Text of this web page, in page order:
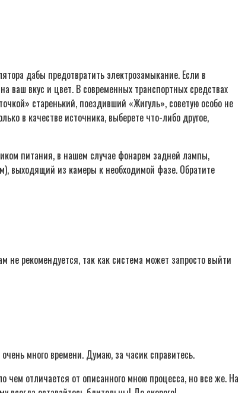
дабы предотвратить электрозамыкание. Если в
ваш вкус и цвет. В современных транспортных средствах
старенький, поездивший «Жигуль», советую особо не
в качестве источника, выберете что-либо другое,
питания, в нашем случае фонарем задней лампы,
выходящий из камеры к необходимой фазе. Обратите
не рекомендуется, так как система может запросто выйти
много времени. Думаю, за часик справитесь.
чем отличается от описанного мною процесса, но все же. На